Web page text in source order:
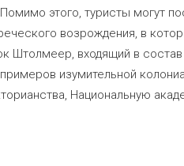
этого, туристы могут
возрождения, в
Штолмеер, входящий в состав
изумительной
Национальную